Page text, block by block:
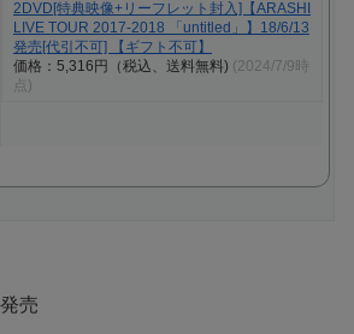
2DVD[特典映像+リーフレット封入]【ARASHI
LIVE TOUR 2017-2018 「untitled」】18/6/13
発売[代引不可] 【ギフト不可】
価格：5,316円（税込、送料無料) (2024/7/9時
点)
売